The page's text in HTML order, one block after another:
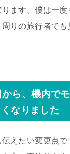
ます。僕は一度
りの旅行者でも
ら、機内で
なりました
えたい変更点で